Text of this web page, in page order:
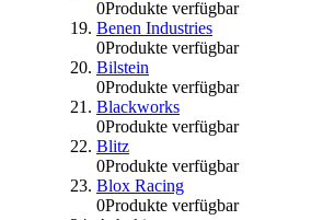
0Produkte verfügbar
Benen Industries
0Produkte verfügbar
Bilstein
0Produkte verfügbar
Blackworks
0Produkte verfügbar
Blitz
0Produkte verfügbar
Blox Racing
0Produkte verfügbar